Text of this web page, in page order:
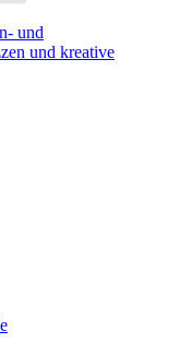
und
und kreative